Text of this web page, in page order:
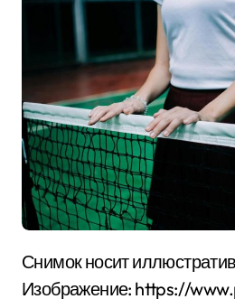
Снимок носит иллюстративный характер.
Изображение: https://